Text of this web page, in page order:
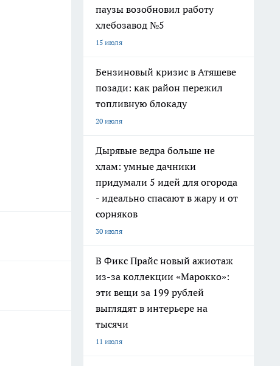
паузы возобновил работу
хлебозавод №5
15 июля
Бензиновый кризис в Атяшеве
позади: как район пережил
топливную блокаду
20 июля
Дырявые ведра больше не
хлам: умные дачники
придумали 5 идей для огорода
- идеально спасают в жару и от
сорняков
30 июля
В Фикс Прайс новый ажиотаж
из-за коллекции «Марокко»:
эти вещи за 199 рублей
выглядят в интерьере на
тысячи
11 июля